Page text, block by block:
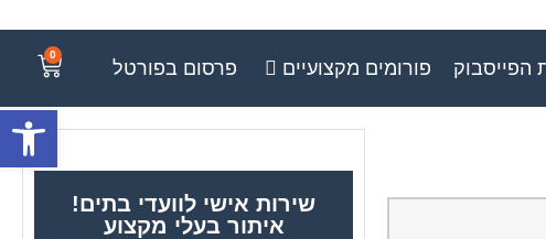
פתח
הפייסבוק פורומים מקצועיים פרסום בפורטל
0
שירות אישי לוועדי בתים!
איתור בעלי מקצוע